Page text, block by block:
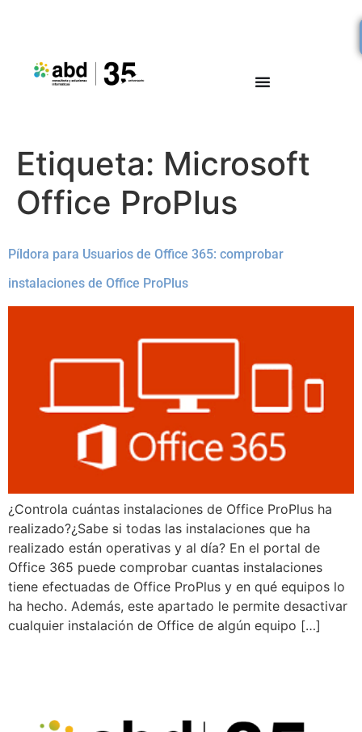
Etiqueta: Microsoft
Office ProPlus
Píldora para Usuarios de Office 365: comprobar
instalaciones de Office ProPlus
¿Controla cuántas instalaciones de Office ProPlus ha
realizado?¿Sabe si todas las instalaciones que ha
realizado están operativas y al día? En el portal de
Office 365 puede comprobar cuantas instalaciones
tiene efectuadas de Office ProPlus y en qué equipos lo
ha hecho. Además, este apartado le permite desactivar
cualquier instalación de Office de algún equipo […]